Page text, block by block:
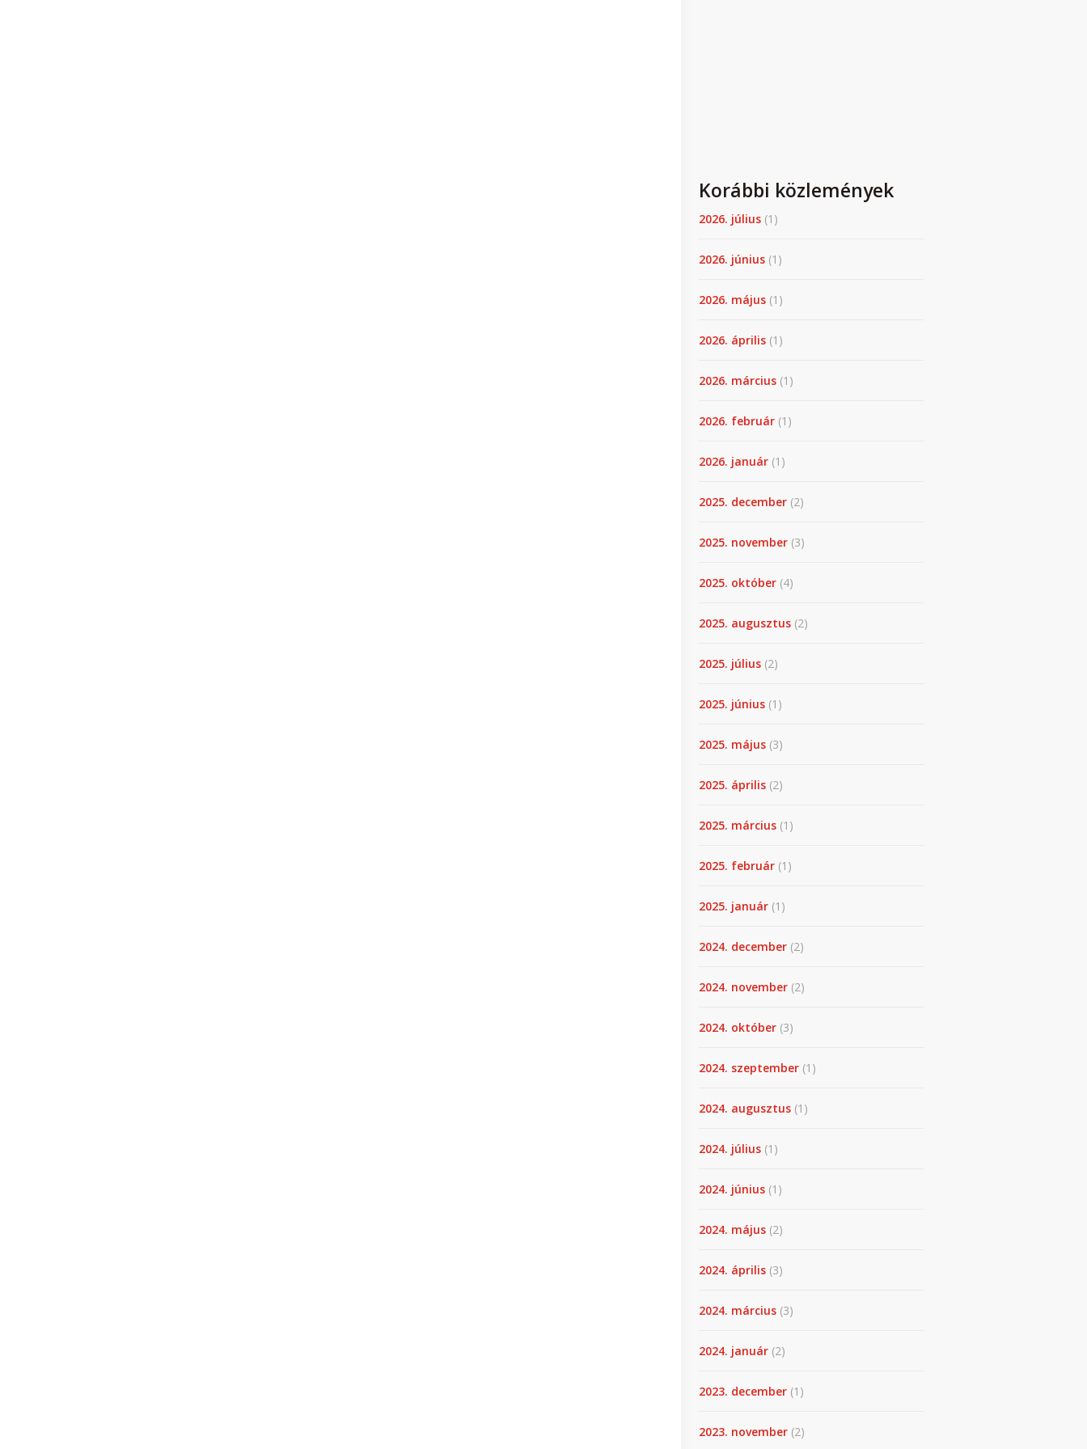
Korábbi közlemények
2026. július (1)
2026. június (1)
2026. május (1)
2026. április (1)
2026. március (1)
2026. február (1)
2026. január (1)
2025. december (2)
2025. november (3)
2025. október (4)
2025. augusztus (2)
2025. július (2)
2025. június (1)
2025. május (3)
2025. április (2)
2025. március (1)
2025. február (1)
2025. január (1)
2024. december (2)
2024. november (2)
2024. október (3)
2024. szeptember (1)
2024. augusztus (1)
2024. július (1)
2024. június (1)
2024. május (2)
2024. április (3)
2024. március (3)
2024. január (2)
2023. december (1)
2023. november (2)